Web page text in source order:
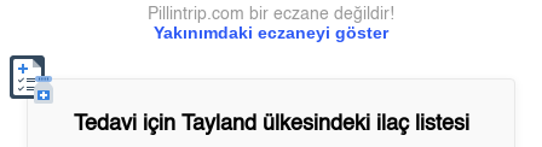
Yakınımdaki eczaneyi göster
Pillintrip.com bir eczane değildir!
Tedavi için Tayland ülkesindeki ilaç listesi